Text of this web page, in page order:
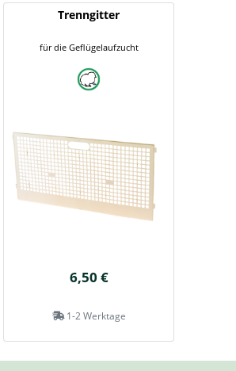
Trenngitter
für die Geflügelaufzucht
6,50 €
1-2 Werktage